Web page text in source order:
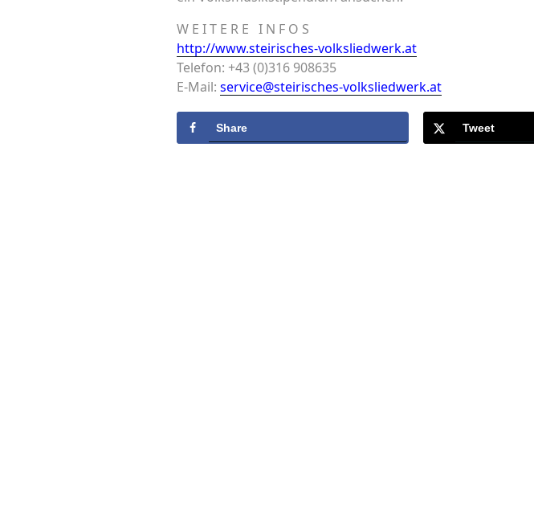
W E I T E R E I N F O S
http://www.steirisches-volksliedwerk.at
Telefon: +43 (0)316 908635
E-Mail: service@steirisches-volksliedwerk.at
Share Tweet